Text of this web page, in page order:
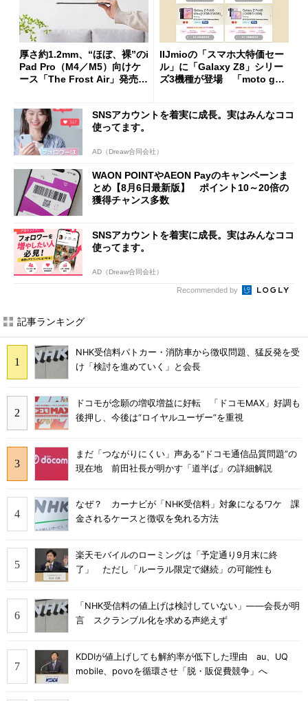
厚さ約1.2mm、“ほぼ、裸”のi
Pad Pro（M4／M5）向けケ
ース「The Frost Air」発売
IIJmioの「スマホ大特価セー
ル」に「Galaxy Z8」シリー
ズ3機種が登場 「moto g37
SNSアカウントを着実に成長。実はみんなココ
使ってます。
AD（Dreaw合同会社）
WAON POINTやAEON Payのキャンペーンま
とめ【8月6日最新版】 ポイント10～20倍の
獲得チャンス多数
SNSアカウントを着実に成長。実はみんなココ
使ってます。
AD（Dreaw合同会社）
Recommended by
記事ランキング
NHK受信料パトカー・消防車から徴収問題、猛反発を受
け「検討を進めていく」と会長
ドコモが念願の増収増益に好転 「ドコモMAX」好調も
後押し、今後は“ロイヤルユーザー”を重視
まだ「つながりにくい」声ある“ドコモ通信品質問題”の
現在地 前田社長が明かす「道半ば」の詳細解説
なぜ？ カーナビが「NHK受信料」対象になるワケ 課
金されるケースと徴収を免れる方法
楽天モバイルのローミングは「予定通り9月末に終
了」 ただし「ルーラル限定で継続」の可能性も
「NHK受信料の値上げは検討していない」――会長が明
言 スクランブル化を求める声絶えず
KDDIが値上げしても解約率が低下した理由 au、UQ
mobile、povoを循環させ「脱・販促費競争」へ